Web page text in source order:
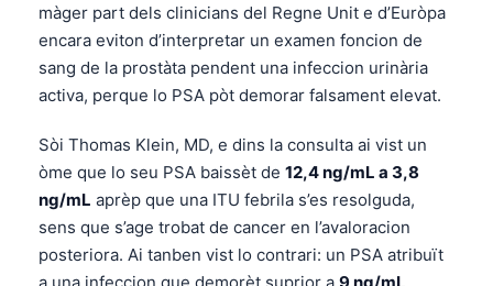
màger part dels clinicians del Regne Unit e d’Euròpa
encara eviton d’interpretar un examen foncion de
sang de la prostàta pendent una infeccion urinària
activa, perque lo PSA pòt demorar falsament elevat.
Sòi Thomas Klein, MD, e dins la consulta ai vist un
òme que lo seu PSA baissèt de 12,4 ng/mL a 3,8
ng/mL aprèp que una ITU febrila s’es resolguda,
sens que s’age trobat de cancer en l’avaloracion
posteriora. Ai tanben vist lo contrari: un PSA atribuït
a una infeccion que demorèt suprior a 9 ng/mL